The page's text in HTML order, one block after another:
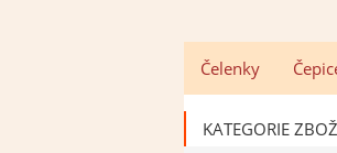
Čelenky
KATEGORIE